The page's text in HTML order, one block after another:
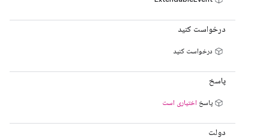
درخواست کنید
درخواست کنید
پاسخ
پاسخ اختیاری است
دولت